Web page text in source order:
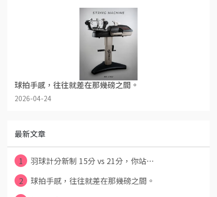
球拍手感，往往就差在那幾磅之間。
2026-04-24
最新文章
1
羽球計分新制 15分 vs 21分，你站⋯
2
球拍手感，往往就差在那幾磅之間。